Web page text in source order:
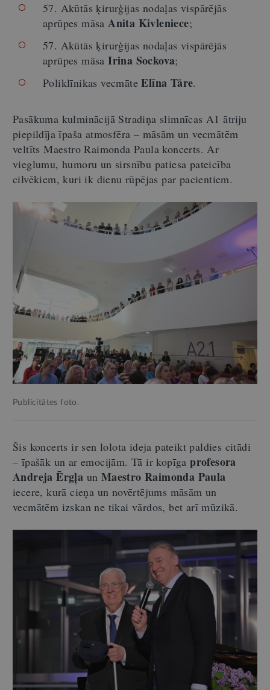
57. Akūtās ķirurģijas nodaļas vispārējās
aprūpes māsaAnita Kivleniece;
57. Akūtās ķirurģijas nodaļas vispārējās
aprūpes māsaIrina Sockova;
Poliklīnikas vecmāteElīna Tāre.
Pasākuma kulminācijā Stradiņa slimnīcas A1 ātriju
piepildīja īpaša atmosfēra – māsām un vecmātēm
veltīts Maestro Raimonda Paula koncerts. Ar
vieglumu, humoru un sirsnību patiesa pateicība
cilvēkiem, kuri ik dienu rūpējas par pacientiem.
Publicitātes foto.
Šis koncerts ir sen lolota ideja pateikt paldies citādi
– īpašāk un ar emocijām. Tā ir kopīgaprofesora
Andreja Ērgļa un Maestro Raimonda Paula
iecere, kurā cieņa un novērtējums māsām un
vecmātēm izskan ne tikai vārdos, bet arī mūzikā.